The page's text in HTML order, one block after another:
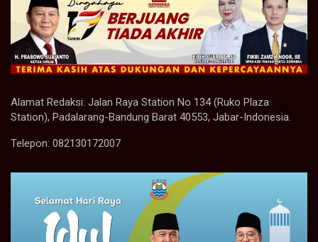
Alamat Redaksi: Jalan Raya Station No 134 (Ruko Plaza
Station), Padalarang-Bandung Barat 40553, Jabar-Indonesia.
Telepon: 082130172007